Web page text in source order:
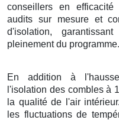
conseillers en
audits sur mesure et
d'isolation,
pleinement du programme.
En addition à
l'isolation des combles à
la qualité de l'air
les fluctuations de